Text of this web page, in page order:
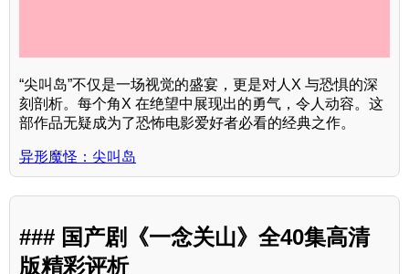
“尖叫岛”不仅是一场视觉的盛宴，更是对人X 与恐惧的深
刻剖析。每个角X 在绝望中展现出的勇气，令人动容。这
部作品无疑成为了恐怖电影爱好者必看的经典之作。
异形魔怪：尖叫岛
### 国产剧《一念关山》全40集高清
版精彩评析